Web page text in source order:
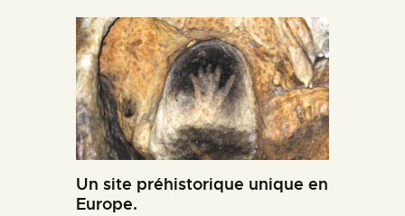
Un site préhistorique unique en
Europe.